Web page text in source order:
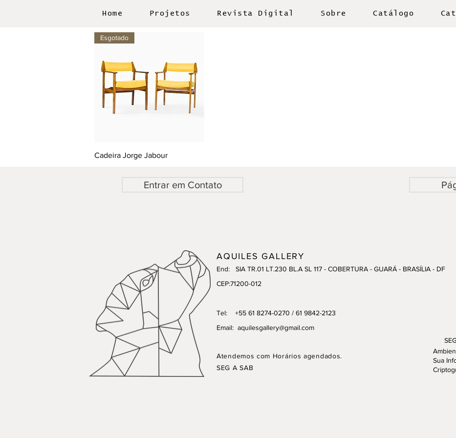
Home Projetos Revista Digital Sobre Catálogo
Esgotado
Cadeira Jorge Jabour
Entrar em Contato
AQUILES GALLERY
End: SIA TR.01 LT.230 BL.A SL 117 - COBERTURA - GUARÁ - BRASÍLIA - DF
CEP:71200-012
Tel: +55 61 8274-0270 / 61 9842-2123
Email: aquilesgallery@gmail.com
Atendemos com Horários agendados.
SEG A SAB
Sua